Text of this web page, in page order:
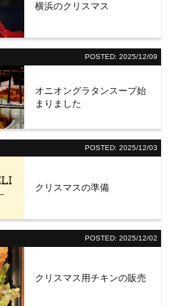
横浜のクリスマス
POSTED: 2025/12/09
オニオングラタンスープ始
まりました
POSTED: 2025/12/03
クリスマスの準備
POSTED: 2025/12/02
クリスマス用チキンの販売